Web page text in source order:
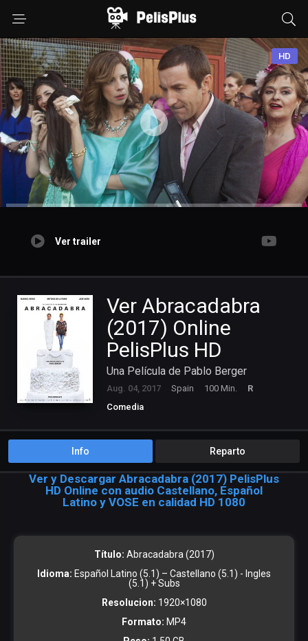
HD
Ver trailer
Ver Abracadabra
(2017) Online
PelisPlus HD
Una Película de Pablo Berger
Aug. 04, 2017 Spain 100 Min.
R
Comedia
Info Reparto
Ver y Descargar Abracadabra (2017) PelisPlus
HD Online con audio Castellano, Español
Latino y VOSE en calidad HD 1080
Título: Abracadabra (2017)
Idioma: Español Latino (5.1) – Castellano (5.1) - Ingles
(5.1) + Subs
Resolucion: 1920×1080
Formato: MP4